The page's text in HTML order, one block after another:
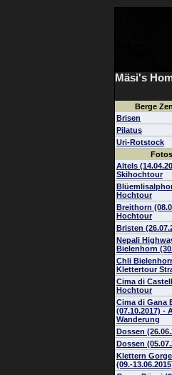
Mäsi's
Berge
Brisen
Pilatus
Uri-Rotstock
Altels
Skihochtour
Hochtour
Breithorn
Hochtour
Bristen
Nepali
Bielenhorn
Chli
Klettertour
Cima di
Hochtour
Cima di Gana
(07.10.2017) -
Wanderung
Dossen
Dossen
Klettern
(09.-